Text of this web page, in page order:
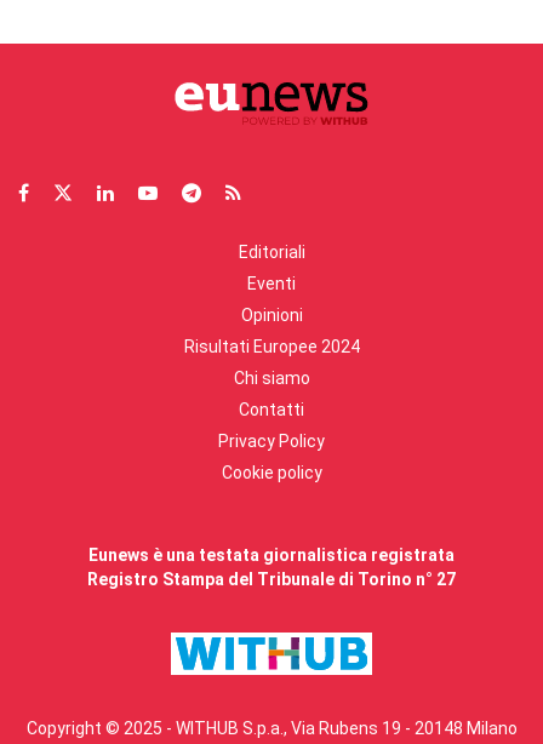
Editoriali
Eventi
Opinioni
Risultati Europee 2024
Chi siamo
Contatti
Privacy Policy
Cookie policy
Eunews è una testata giornalistica registrata
Registro Stampa del Tribunale di Torino n° 27
Copyright © 2025 - WITHUB S.p.a., Via Rubens 19 - 20148 Milano